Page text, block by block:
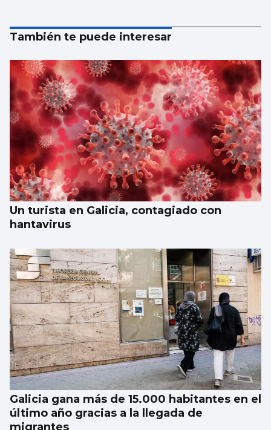
También te puede interesar
Un turista en Galicia, contagiado con
hantavirus
Galicia gana más de 15.000 habitantes en el
último año gracias a la llegada de
migrantes